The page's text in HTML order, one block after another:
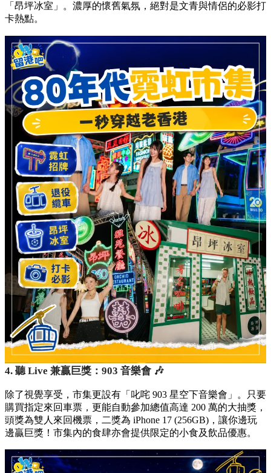
「昂坪冰室」。濃厚的懷舊氣氛，絕對是文青與情侶的必影打
卡熱點。
4. 聽 Live 兼贏巨獎：903 音樂會 🎶
除了視覺享受，市集更設有「叱咤 903 星空下音樂會」。只要
購買指定來回車票，更能自動參加總值高達 200 萬的大抽獎，
頭獎為雙人來回機票，二獎為 iPhone 17 (256GB)，讓你邊玩
邊贏巨獎！市集內的食肆亦會提供限定的小食及飲品優惠。